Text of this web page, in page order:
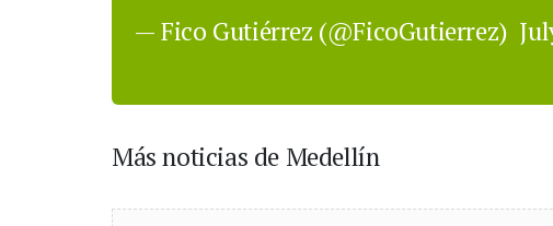
— Fico Gutiérrez (@FicoGutierrez)
Más noticias de Medellín